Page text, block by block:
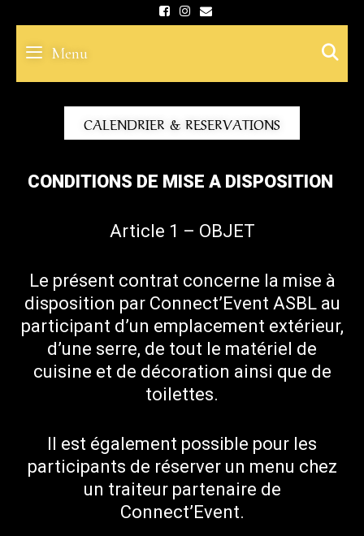
contentMenu
CALENDRIER & RESERVATIONS
CONDITIONS DE MISE A DISPOSITION
Article 1 – OBJET
Le présent contrat concerne la mise à
disposition par Connect’Event ASBL au
participant d’un emplacement extérieur,
d’une serre, de tout le matériel de
cuisine et de décoration ainsi que de
toilettes.
Il est également possible pour les
participants de réserver un menu chez
un traiteur partenaire de
Connect’Event.